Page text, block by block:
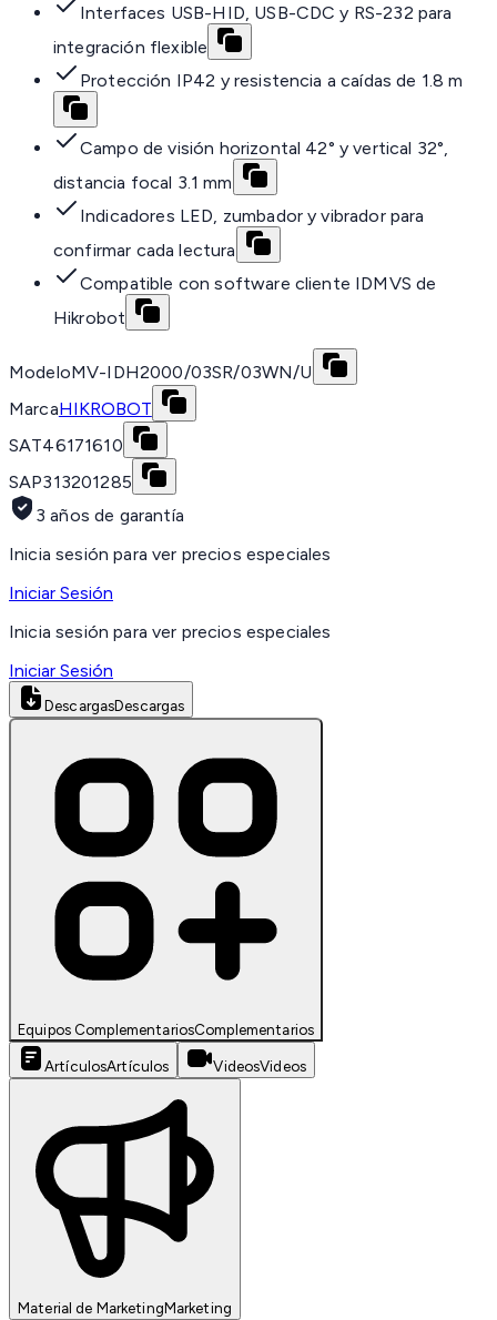
Interfaces USB-HID, USB-CDC y RS-232 para
integración flexible
Protección IP42 y resistencia a caídas de 1.8 m
Campo de visión horizontal 42° y vertical 32°,
distancia focal 3.1 mm
Indicadores LED, zumbador y vibrador para
confirmar cada lectura
Compatible con software cliente IDMVS de
Hikrobot
ModeloMV-IDH2000/03SR/03WN/U
MarcaHIKROBOT
SAT46171610
SAP313201285
3 años de garantía
Inicia sesión para ver precios especiales
Iniciar Sesión
Inicia sesión para ver precios especiales
Iniciar Sesión
DescargasDescargas
Equipos ComplementariosComplementarios
ArtículosArtículos VideosVideos
Material de MarketingMarketing